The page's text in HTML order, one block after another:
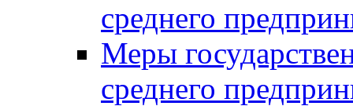
среднего
Меры
среднего